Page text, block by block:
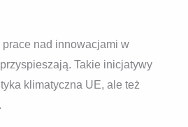
nad innowacjami w
Takie inicjatywy
klimatyczna UE, ale też